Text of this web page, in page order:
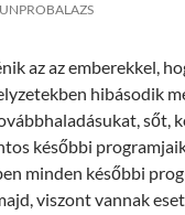
az az emberekkel,
hibásodik
sőt,
későbbi
minden későbbi
viszont vannak